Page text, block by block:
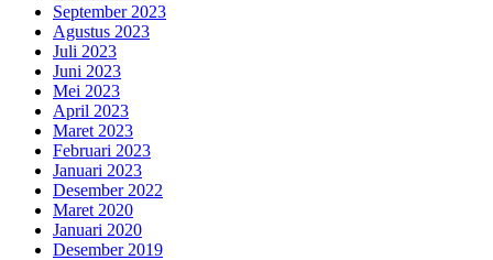
September 2023
Agustus 2023
Juli 2023
Juni 2023
Mei 2023
April 2023
Maret 2023
Februari 2023
Januari 2023
Desember 2022
Maret 2020
Januari 2020
Desember 2019